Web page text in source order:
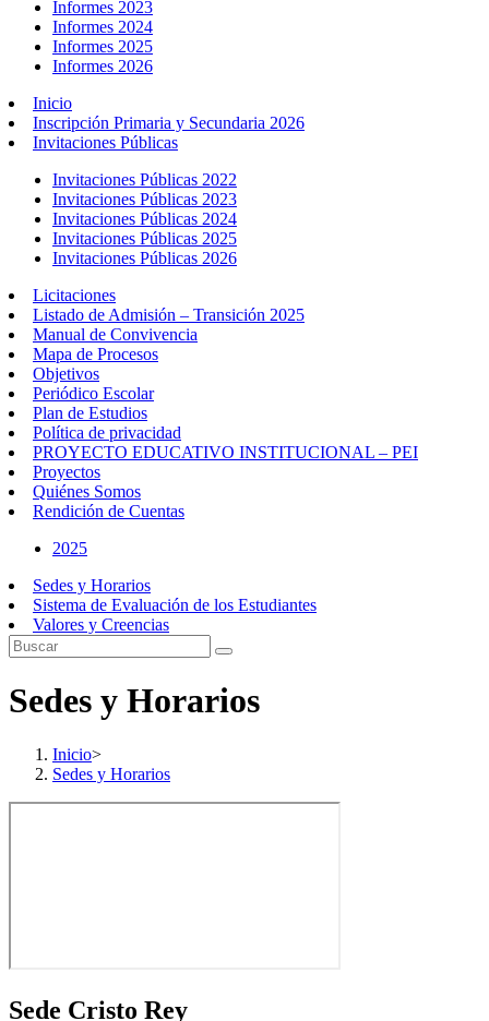
Informes 2023
Informes 2024
Informes 2025
Informes 2026
Inicio
Inscripción Primaria y Secundaria 2026
Invitaciones Públicas
Invitaciones Públicas 2022
Invitaciones Públicas 2023
Invitaciones Públicas 2024
Invitaciones Públicas 2025
Invitaciones Públicas 2026
Licitaciones
Listado de Admisión – Transición 2025
Manual de Convivencia
Mapa de Procesos
Objetivos
Periódico Escolar
Plan de Estudios
Política de privacidad
PROYECTO EDUCATIVO INSTITUCIONAL – PEI
Proyectos
Quiénes Somos
Rendición de Cuentas
2025
Sedes y Horarios
Sistema de Evaluación de los Estudiantes
Valores y Creencias
Sedes y Horarios
Inicio>
Sedes y Horarios
Sede Cristo Rey